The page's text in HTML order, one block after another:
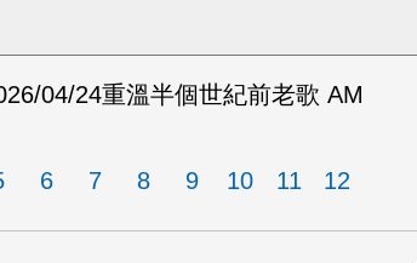
04/24重溫半個世紀前老歌 AM
6 7 8 9 10 11 12